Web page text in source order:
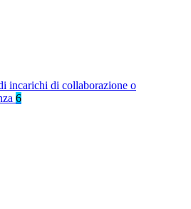
incarichi di collaborazione o
6